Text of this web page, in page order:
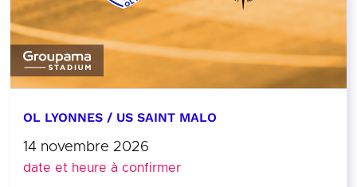
OL LYONNES / US SAINT MALO
14 novembre 2026
date et heure à confirmer